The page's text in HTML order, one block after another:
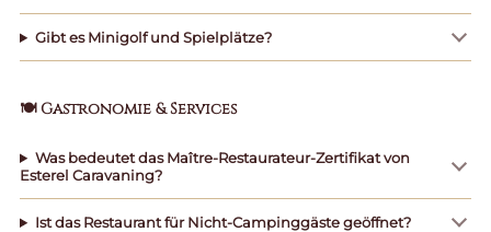
Gibt es Minigolf und Spielplätze?
🍽️ Gastronomie & Services
Was bedeutet das Maître-Restaurateur-Zertifikat von
Esterel Caravaning?
Ist das Restaurant für Nicht-Campinggäste geöffnet?